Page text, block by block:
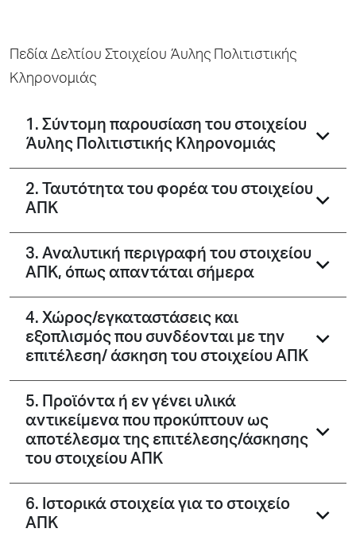
Πεδία Δελτίου Στοιχείου Άυλης Πολιτιστικής
Κληρονομιάς
1. Σύντομη παρουσίαση του στοιχείου
Άυλης Πολιτιστικής Κληρονομιάς
2. Ταυτότητα του φορέα του στοιχείου
ΑΠΚ
3. Αναλυτική περιγραφή του στοιχείου
ΑΠΚ, όπως απαντάται σήμερα
4. Χώρος/εγκαταστάσεις και
εξοπλισμός που συνδέονται με την
επιτέλεση/ άσκηση του στοιχείου ΑΠΚ
5. Προϊόντα ή εν γένει υλικά
αντικείμενα που προκύπτουν ως
αποτέλεσμα της επιτέλεσης/άσκησης
του στοιχείου ΑΠΚ
6. Ιστορικά στοιχεία για το στοιχείο
ΑΠΚ